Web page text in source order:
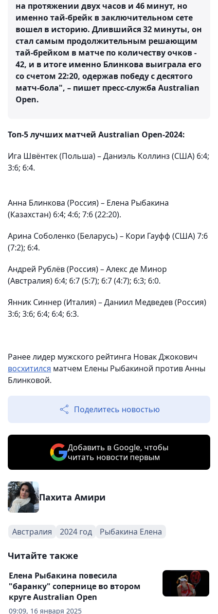
на протяжении двух часов и 46 минут, но
именно тай-брейк в заключительном сете
вошел в историю. Длившийся 32 минуты, он
стал самым продолжительным решающим
тай-брейком в матче по количеству очков -
42, и в итоге именно Блинкова выиграла его
со счетом 22:20, одержав победу с десятого
матч-бола", – пишет пресс-служба Australian
Open.
Топ-5 лучших матчей Australian Open-2024:
Ига Швёнтек (Польша) – Даниэль Коллинз (США) 6:4;
3:6; 6:4.
Анна Блинкова (Россия) – Елена Рыбакина
(Казахстан) 6:4; 4:6; 7:6 (22:20).
Арина Соболенко (Беларусь) – Кори Гауфф (США) 7:6
(7:2); 6:4.
Андрей Рублёв (Россия) – Алекс де Минор
(Австралия) 6:4; 6:7 (5:7); 6:7 (4:7); 6:3; 6:0.
Янник Синнер (Италия) – Даниил Медведев (Россия)
3:6; 3:6; 6:4; 6:4; 6:3.
Ранее лидер мужского рейтинга Новак Джокович
восхитился матчем Елены Рыбакиной против Анны
Блинковой.
Поделитесь новостью
Добавить в Google, чтобы
читать новости первым
Пахита Амири
Австралия 2024 год Рыбакина Елена
Читайте также
09:09, 16 января 2025
Елена Рыбакина повесила
"баранку" сопернице во втором
круге Australian Open